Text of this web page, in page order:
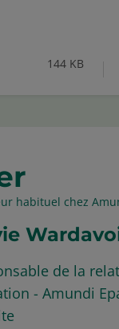
144 KB
habituel chez
de la
- Amundi